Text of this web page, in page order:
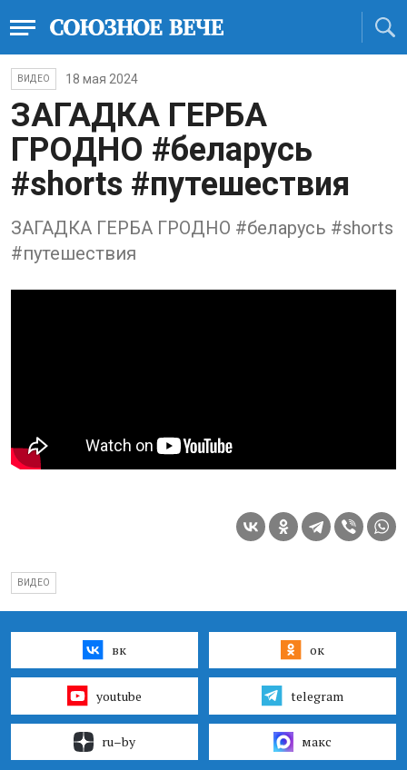
ВИДЕО 18 мая 2024
ЗАГАДКА ГЕРБА
ГРОДНО #беларусь
#shorts #путешествия
ЗАГАДКА ГЕРБА ГРОДНО #беларусь #shorts
#путешествия
ВИДЕО
вк ок
youtube telegram
ru–by макс